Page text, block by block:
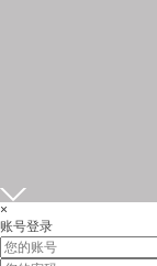
×
账号登录